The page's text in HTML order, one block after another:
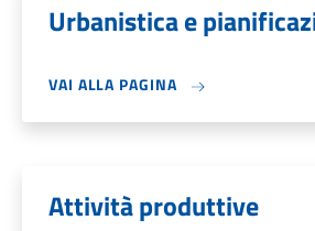
Urbanistica e
VAI ALLA PAGINA
Attività produttive